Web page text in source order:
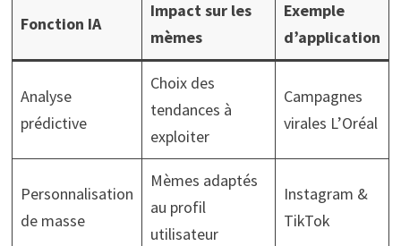
Fonction IA
Impact sur les
mèmes
Exemple
d’application
Analyse
prédictive
Choix des
tendances à
exploiter
Campagnes
virales L’Oréal
Personnalisation
de masse
Mèmes adaptés
au profil
utilisateur
Instagram &
TikTok